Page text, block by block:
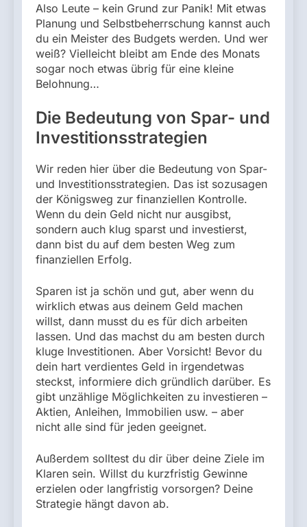
Also Leute – kein Grund zur Panik! Mit etwas
Planung und Selbstbeherrschung kannst auch
du ein Meister des Budgets werden. Und wer
weiß? Vielleicht bleibt am Ende des Monats
sogar noch etwas übrig für eine kleine
Belohnung…
Die Bedeutung von Spar- und
Investitionsstrategien
Wir reden hier über die Bedeutung von Spar-
und Investitionsstrategien. Das ist sozusagen
der Königsweg zur finanziellen Kontrolle.
Wenn du dein Geld nicht nur ausgibst,
sondern auch klug sparst und investierst,
dann bist du auf dem besten Weg zum
finanziellen Erfolg.
Sparen ist ja schön und gut, aber wenn du
wirklich etwas aus deinem Geld machen
willst, dann musst du es für dich arbeiten
lassen. Und das machst du am besten durch
kluge Investitionen. Aber Vorsicht! Bevor du
dein hart verdientes Geld in irgendetwas
steckst, informiere dich gründlich darüber. Es
gibt unzählige Möglichkeiten zu investieren –
Aktien, Anleihen, Immobilien usw. – aber
nicht alle sind für jeden geeignet.
Außerdem solltest du dir über deine Ziele im
Klaren sein. Willst du kurzfristig Gewinne
erzielen oder langfristig vorsorgen? Deine
Strategie hängt davon ab.